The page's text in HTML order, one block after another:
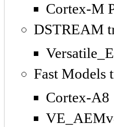
Cortex-M
DSTREAM
Fast Models
Cortex-A8